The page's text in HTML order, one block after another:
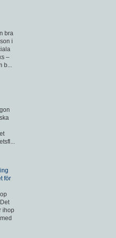
bra
i
–
för
ihop